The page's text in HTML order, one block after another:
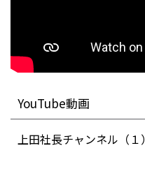
YouTube動画
上田社長チャンネル（１）